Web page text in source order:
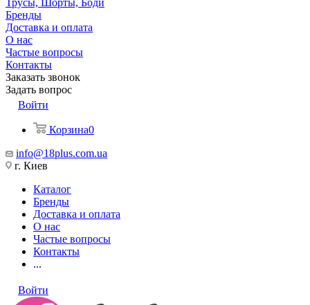
Трусы, Шорты, Боди
Бренды
Доставка и оплата
О нас
Частые вопросы
Контакты
Заказать звонок
Задать вопрос
Войти
Корзина0
info@18plus.com.ua
г. Киев
Каталог
Бренды
Доставка и оплата
О нас
Частые вопросы
Контакты
...
Войти